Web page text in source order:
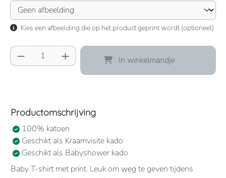
Kies een afbeelding die op het product geprint wordt (optioneel)
Producthoeveelheid: Voer de gewenste
In winkelmandje
Productomschrijving
100% katoen
Geschikt als Kraamvisite kado
Geschikt als Babyshower kado
Baby T-shirt met print. Leuk om weg te geven tijdens